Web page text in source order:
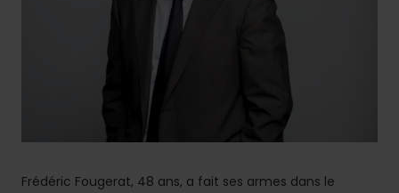
Frédéric Fougerat, 48 ans, a fait ses armes dans le